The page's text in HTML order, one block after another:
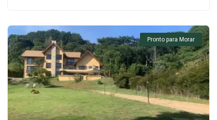
Pronto para Morar